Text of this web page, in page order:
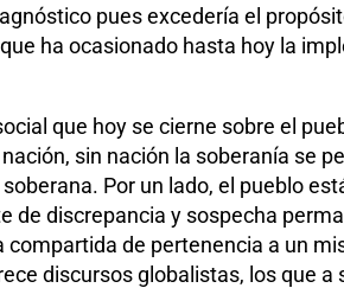
pues excedería el
ha ocasionado hasta hoy la
que hoy se cierne sobre el
sin nación la soberanía se
Por un lado, el pueblo
discrepancia y sospecha
de pertenencia a un
discursos globalistas, los que a